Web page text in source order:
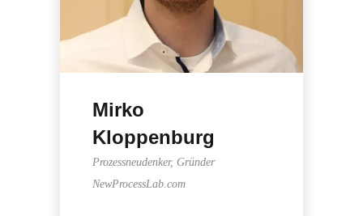
Mirko
Kloppenburg
Prozessneudenker, Gründer
NewProcessLab.com